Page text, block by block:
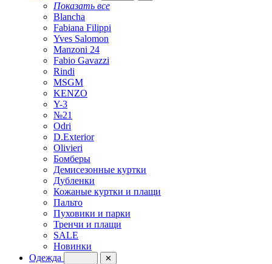
Показать все
Blancha
Fabiana Filippi
Yves Salomon
Manzoni 24
Fabio Gavazzi
Rindi
MSGM
KENZO
Y-3
№21
Odri
D.Exterior
Olivieri
Бомберы
Демисезонные куртки
Дубленки
Кожаные куртки и плащи
Пальто
Пуховики и парки
Тренчи и плащи
SALE
Новинки
Одежда
✕